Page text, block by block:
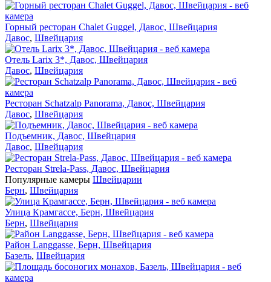
Горный ресторан Chalet Guggel, Давос, Швейцария
Давос, Швейцария
Отель Larix 3*, Давос, Швейцария
Давос, Швейцария
Ресторан Schatzalp Panorama, Давос, Швейцария
Давос, Швейцария
Подъемник, Давос, Швейцария
Давос, Швейцария
Ресторан Strela-Pass, Давос, Швейцария
Популярные камеры Швейцарии
Берн, Швейцария
Улица Крамгассе, Берн, Швейцария
Берн, Швейцария
Район Langgasse, Берн, Швейцария
Базель, Швейцария